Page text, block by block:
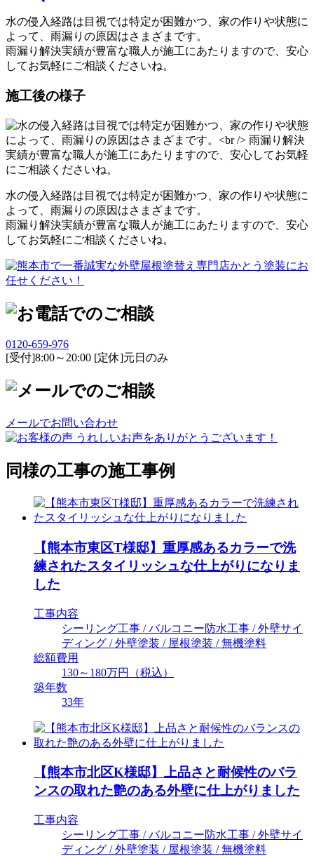
水の侵入経路は目視では特定が困難かつ、家の作りや状態に
よって、雨漏りの原因はさまざまです。
雨漏り解決実績が豊富な職人が施工にあたりますので、安心
してお気軽にご相談くださいね。
施工後の様子
水の侵入経路は目視では特定が困難かつ、家の作りや状態に
よって、雨漏りの原因はさまざまです。
雨漏り解決実績が豊富な職人が施工にあたりますので、安心
してお気軽にご相談くださいね。
0120-659-976
[受付]8:00～20:00 [定休]元日のみ
メールでお問い合わせ
同様の工事の施工事例
【熊本市東区T様邸】重厚感あるカラーで洗
練されたスタイリッシュな仕上がりになりま
した
工事内容
シーリング工事 / バルコニー防水工事 / 外壁サイ
ディング / 外壁塗装 / 屋根塗装 / 無機塗料
総額費用
130～180万円（税込）
築年数
33年
【熊本市北区K様邸】上品さと耐候性のバラ
ンスの取れた艶のある外壁に仕上がりました
工事内容
シーリング工事 / バルコニー防水工事 / 外壁サイ
ディング / 外壁塗装 / 屋根塗装 / 無機塗料